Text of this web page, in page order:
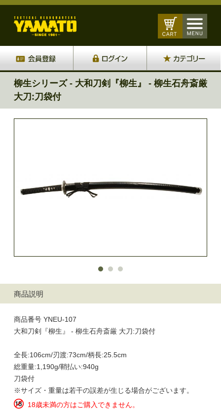
柳生シリーズ - 大和刀剣『柳生』 - 柳生石舟斎厳
大刀:刀袋付
商品説明
商品番号 YNEU-107
大和刀剣『柳生』 - 柳生石舟斎厳 大刀:刀袋付
全長:106cm/刃渡:73cm/柄長:25.5cm
総重量:1,190g/鞘払い:940g
刀袋付
※サイズ・重量は若干の誤差が生じる場合がございます。
18歳未満の方はご購入できません。